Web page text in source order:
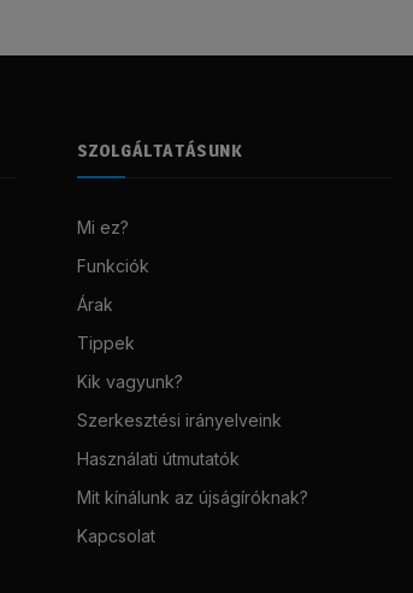
SZOLGÁLTATÁSUNK
Mi ez?
Funkciók
Árak
Tippek
Kik vagyunk?
Szerkesztési irányelveink
Használati útmutatók
Mit kínálunk az újságíróknak?
Kapcsolat